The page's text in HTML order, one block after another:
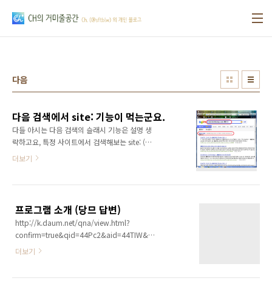
다음
다음 검색에서 site: 기능이 먹는군요.
다들 아시는 다음 검색의 슬래시 기능은 설명 생
략하고요, 특정 사이트에서 검색해보는 site: (구
글에서) 명령어가 다음에서도 먹는군요. 설마 이
플레이도 못해본 포탈 2의 ... 그런 맵(스타1 유
즈맵)이 있나 찾아보고 싶었어요. 그러고보니 어
바운드님께서 10pckin Science라고 제작하시
던거 봤던 듯 하네요. 저건 언제 나오지...
더보기
프로그램 소개 (당므 답변)
http://k.daum.net/qna/view.html?
confirm=true&qid=44Pc2&aid=44TIW&page=9999
질문은 여러가지의 도구들을 올려놓고, 다른거
더보기